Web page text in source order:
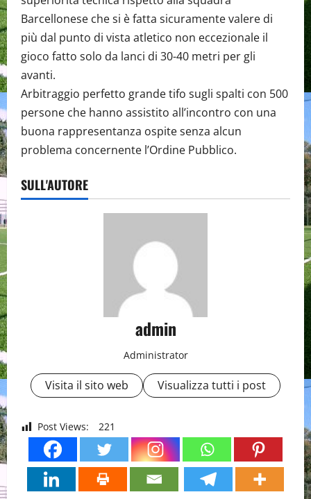
Barcellonese che si è fatta sicuramente valere di
più dal punto di vista atletico non eccezionale il
gioco fatto solo da lanci di 30-40 metri per gli
avanti.
Arbitraggio perfetto grande tifo sugli spalti con 500
persone che hanno assistito all’incontro con una
buona rappresentanza ospite senza alcun
problema concernente l’Ordine Pubblico.
SULL'AUTORE
admin
Administrator
Visita il sito web Visualizza tutti i post
Post Views: 221